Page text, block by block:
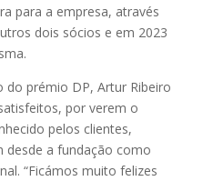
para a empresa, através
dois sócios e em 2023
do prémio DP, Artur Ribeiro
por verem o
pelos clientes,
desde a fundação como
“Ficámos muito felizes